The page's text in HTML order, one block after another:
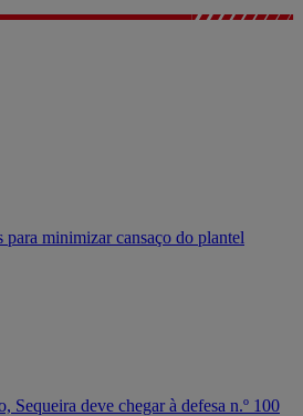
para minimizar cansaço do plantel
Sequeira deve chegar à defesa n.º 100